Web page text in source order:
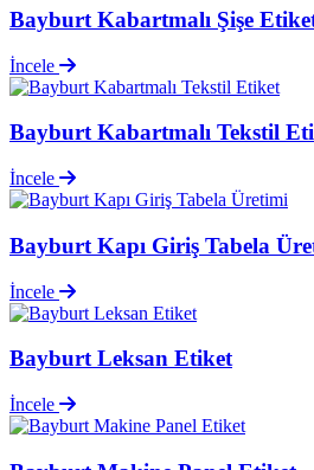
Bayburt Kabartmalı Şişe
İncele
Bayburt Kabartmalı Tekstil
İncele
Bayburt Kapı Giriş Tabela
İncele
Bayburt Leksan Etiket
İncele